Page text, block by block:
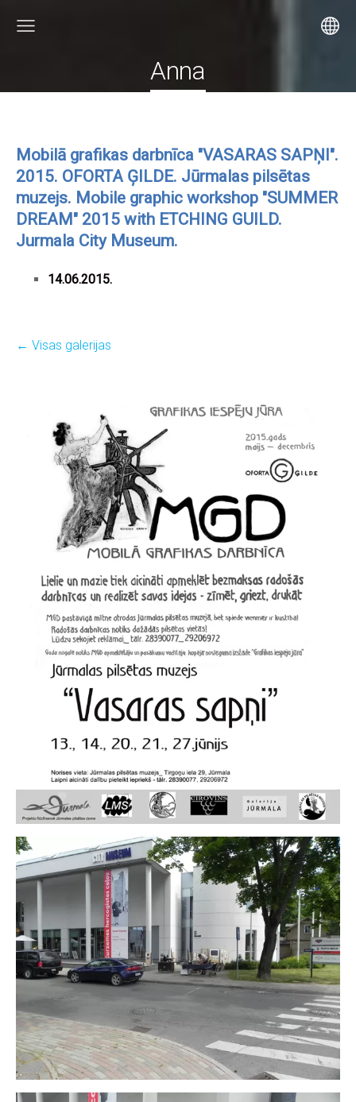
Anna
Mobilā grafikas darbnīca "VASARAS SAPŅI".
2015. OFORTA ĢILDE. Jūrmalas pilsētas
muzejs. Mobile graphic workshop "SUMMER
DREAM" 2015 with ETCHING GUILD.
Jurmala City Museum.
14.06.2015.
Visas galerijas